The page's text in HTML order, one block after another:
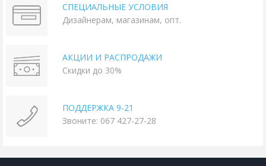
СПЕЦИАЛЬНЫЕ УСЛОВИЯ
Дизайнерам, магазинам, опт.
АКЦИИ И РАСПРОДАЖИ
Скидки до 30%
ПОДДЕРЖКА 9-21
Звоните: 067 427-27-28